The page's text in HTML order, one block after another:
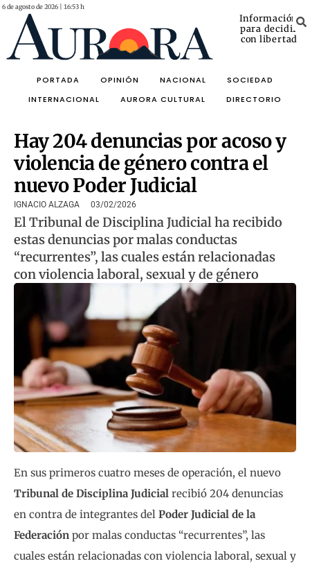
6 de agosto de 2026 | 16:53 h
Información
para decidir
con libertad
PORTADA OPINIÓN NACIONAL
SOCIEDAD
INTERNACIONAL
AURORA CULTURAL DIRECTORIO
Hay 204 denuncias por acoso y
violencia de género contra el
nuevo Poder Judicial
IGNACIO ALZAGA 03/02/2026
El Tribunal de Disciplina Judicial ha recibido
estas denuncias por malas conductas
“recurrentes”, las cuales están relacionadas
con violencia laboral, sexual y de género
En sus primeros cuatro meses de operación, el nuevo
Tribunal de Disciplina Judicial recibió 204 denuncias
en contra de integrantes del Poder Judicial de la
Federación por malas conductas “recurrentes”, las
cuales están relacionadas con violencia laboral, sexual y